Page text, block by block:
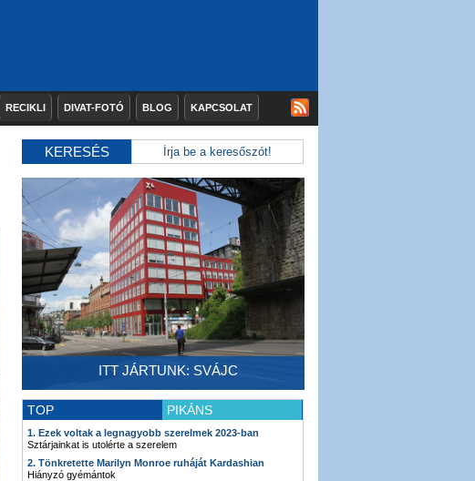
RECIKLI DIVAT-FOTÓ BLOG KAPCSOLAT
KERESÉS
ITT JÁRTUNK: SVÁJC
TOP PIKÁNS
1. Ezek voltak a legnagyobb szerelmek 2023-ban
Sztárjainkat is utolérte a szerelem
2. Tönkretette Marilyn Monroe ruháját Kardashian
Hiányzó gyémántok